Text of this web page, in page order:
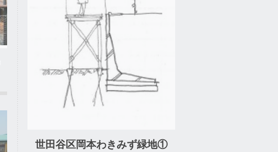
世田谷区岡本わきみず緑地①